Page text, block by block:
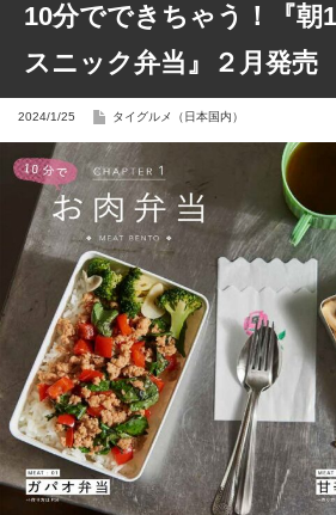
10分でできちゃう！『朝
スニック弁当』２月発売
2024/1/25 タイグルメ（日本国内）